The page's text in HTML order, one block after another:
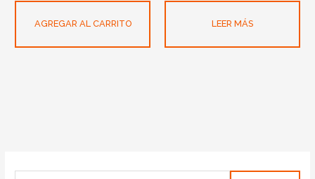
AGREGAR AL CARRITO LEER MÁS